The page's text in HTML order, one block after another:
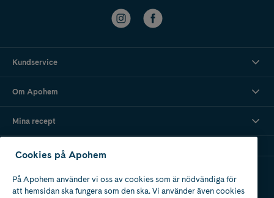
Kundservice
Om Apohem
Mina recept
Cookies på Apohem
På Apohem använder vi oss av cookies som är nödvändiga för
att hemsidan ska fungera som den ska. Vi använder även cookies